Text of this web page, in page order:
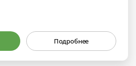
Подробнее